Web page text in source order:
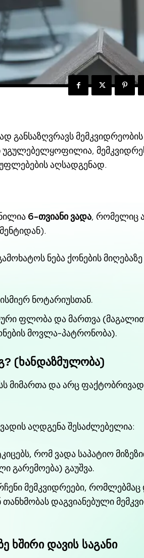
მემკვიდრეობის
აღსადგენად.
6-თვიანი ვადა, რომელიც
ნება ქონების
ნოტარიუსთან.
ფლობა და მართვა
მოვლა-პატრონობა).
(ხანდაზმულობა)
მიმართა და არც
აღდგენა შესაძლებელია:
რომ ვადა საპატიო
გარემოება) გაუშვა.
მემკვიდრეები,
დაგვიანებული
ხშირი დავის საგანი